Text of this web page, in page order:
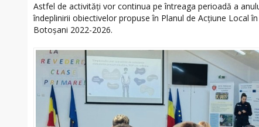
Astfel de activități vor continua pe întreaga perioadă a
îndeplinirii obiectivelor propuse în Planul de Acțiune Local
Botoșani 2022-2026.